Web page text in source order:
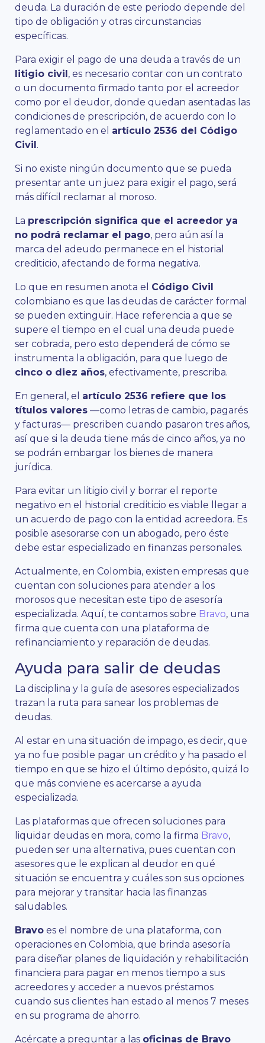
deuda. La duración de este periodo depende del
tipo de obligación y otras circunstancias
específicas.
Para exigir el pago de una deuda a través de un
litigio civil , es necesario contar con un contrato
o un documento firmado tanto por el acreedor
como por el deudor, donde quedan asentadas las
condiciones de prescripción, de acuerdo con lo
reglamentado en el artículo 2536 del Código
Civil .
Si no existe ningún documento que se pueda
presentar ante un juez para exigir el pago, será
más difícil reclamar al moroso.
La prescripción significa que el acreedor ya
no podrá reclamar el pago, pero aún así la
marca del adeudo permanece en el historial
crediticio, afectando de forma negativa.
Lo que en resumen anota el Código Civil
colombiano es que las deudas de carácter formal
se pueden extinguir. Hace referencia a que se
supere el tiempo en el cual una deuda puede
ser cobrada, pero esto dependerá de cómo se
instrumenta la obligación, para que luego de
cinco o diez años, efectivamente, prescriba.
En general, el artículo 2536 refiere que los
títulos valores —como letras de cambio, pagarés
y facturas— prescriben cuando pasaron tres años,
así que si la deuda tiene más de cinco años, ya no
se podrán embargar los bienes de manera
jurídica.
Para evitar un litigio civil y borrar el reporte
negativo en el historial crediticio es viable llegar a
un acuerdo de pago con la entidad acreedora. Es
posible asesorarse con un abogado, pero éste
debe estar especializado en finanzas personales.
Actualmente, en Colombia, existen empresas que
cuentan con soluciones para atender a los
morosos que necesitan este tipo de asesoría
especializada. Aquí, te contamos sobre Bravo, una
firma que cuenta con una plataforma de
refinanciamiento y reparación de deudas.
Ayuda para salir de deudas
La disciplina y la guía de asesores especializados
trazan la ruta para sanear los problemas de
deudas.
Al estar en una situación de impago, es decir, que
ya no fue posible pagar un crédito y ha pasado el
tiempo en que se hizo el último depósito, quizá lo
que más conviene es acercarse a ayuda
especializada.
Las plataformas que ofrecen soluciones para
liquidar deudas en mora, como la firma Bravo,
pueden ser una alternativa, pues cuentan con
asesores que le explican al deudor en qué
situación se encuentra y cuáles son sus opciones
para mejorar y transitar hacia las finanzas
saludables.
Bravo es el nombre de una plataforma, con
operaciones en Colombia, que brinda asesoría
para diseñar planes de liquidación y rehabilitación
financiera para pagar en menos tiempo a sus
acreedores y acceder a nuevos préstamos
cuando sus clientes han estado al menos 7 meses
en su programa de ahorro.
Acércate a preguntar a las oficinas de Bravo